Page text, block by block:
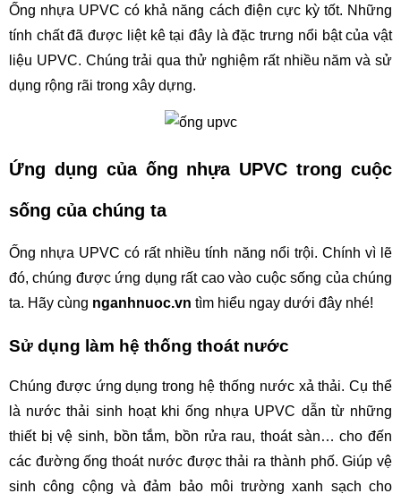
Ống nhựa UPVC có khả năng cách điện cực kỳ tốt. Những
tính chất đã được liệt kê tại đây là đặc trưng nổi bật của vật
liệu UPVC. Chúng trải qua thử nghiệm rất nhiều năm và sử
dụng rộng rãi trong xây dựng.
Ứng dụng của ống nhựa UPVC trong cuộc
sống của chúng ta
Ống nhựa UPVC có rất nhiều tính năng nổi trội. Chính vì lẽ
đó, chúng được ứng dụng rất cao vào cuộc sống của chúng
ta. Hãy cùng nganhnuoc.vn tìm hiểu ngay dưới đây nhé!
Sử dụng làm hệ thống thoát nước
Chúng được ứng dụng trong hệ thống nước xả thải. Cụ thể
là nước thải sinh hoạt khi ống nhựa UPVC dẫn từ những
thiết bị vệ sinh, bồn tắm, bồn rửa rau, thoát sàn… cho đến
các đường ống thoát nước được thải ra thành phố. Giúp vệ
sinh công cộng và đảm bảo môi trường xanh sạch cho